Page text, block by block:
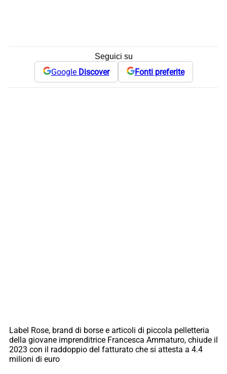
Seguici su
Google Discover Fonti preferite
Label Rose, brand di borse e articoli di piccola pelletteria
della giovane imprenditrice Francesca Ammaturo, chiude il
2023 con il raddoppio del fatturato che si attesta a 4.4
milioni di euro